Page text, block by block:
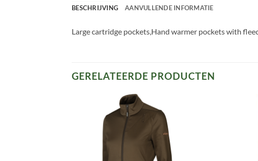
BESCHRIJVING AANVULLENDE INFORMATIE
Large cartridge pockets,Hand warmer pockets with
GERELATEERDE PRODUCTEN
Toevoegen
aan
verlanglijst